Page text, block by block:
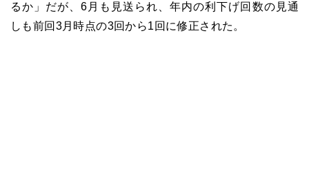
るか」だが、6月も見送られ、年内の利下げ回数の見通
しも前回3月時点の3回から1回に修正された。